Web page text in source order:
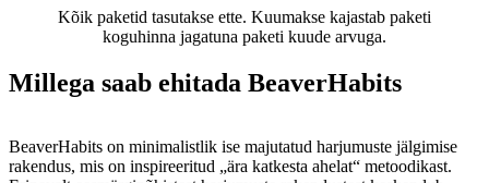
Kõik paketid tasutakse ette. Kuumakse kajastab paketi
koguhinna jagatuna paketi kuude arvuga.
Millega saab ehitada BeaverHabits
BeaverHabits on minimalistlik ise majutatud harjumuste jälgimise
rakendus, mis on inspireeritud „ära katkesta ahelat“ metoodikast.